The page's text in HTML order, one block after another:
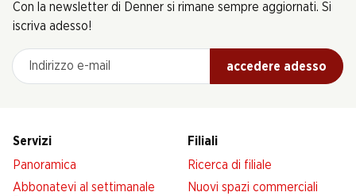
Con la newsletter di Denner si rimane sempre aggiornati. Si
iscriva adesso!
Indirizzo e-mail
accedere adesso
Servizi
Panoramica
Abbonatevi al settimanale
Filiali
Ricerca di filiale
Nuovi spazi commerciali